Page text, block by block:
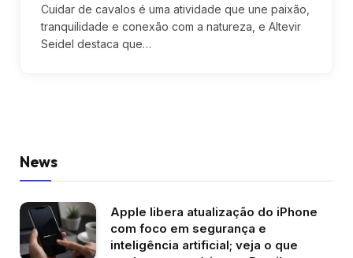
Cuidar de cavalos é uma atividade que une paixão,
tranquilidade e conexão com a natureza, e Altevir
Seidel destaca que…
News
Apple libera atualização do iPhone
com foco em segurança e
inteligência artificial; veja o que